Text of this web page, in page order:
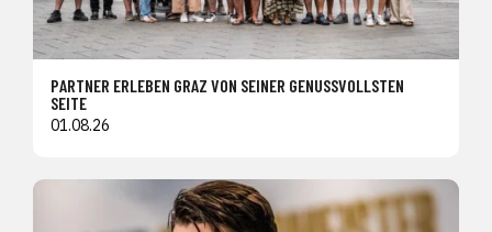
PARTNER ERLEBEN GRAZ VON SEINER GENUSSVOLLSTEN
SEITE
01.08.26